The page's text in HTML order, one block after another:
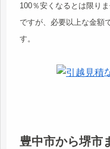
100％安くなるとは限りま
ですが、必要以上な金額
す。
豊中市から堺市